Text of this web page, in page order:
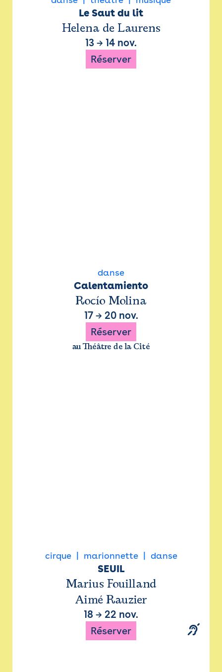
Le Saut du lit
Helena de Laurens
13 → 14 nov.
Réserver
danse
Calentamiento
Rocío Molina
17→ 20 nov.
Réserver
au Théâtre de la Cité
cirque marionnette danse
SEUIL
Marius Fouilland
Aimé Rauzier
18 → 22 nov.
Réserver